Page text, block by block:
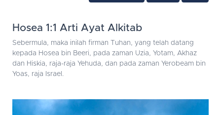
Hosea 1:1 Arti Ayat Alkitab
Sebermula, maka inilah firman Tuhan, yang telah datang
kepada Hosea bin Beeri, pada zaman Uzia, Yotam, Akhaz
dan Hiskia, raja-raja Yehuda, dan pada zaman Yerobeam bin
Yoas, raja Israel.